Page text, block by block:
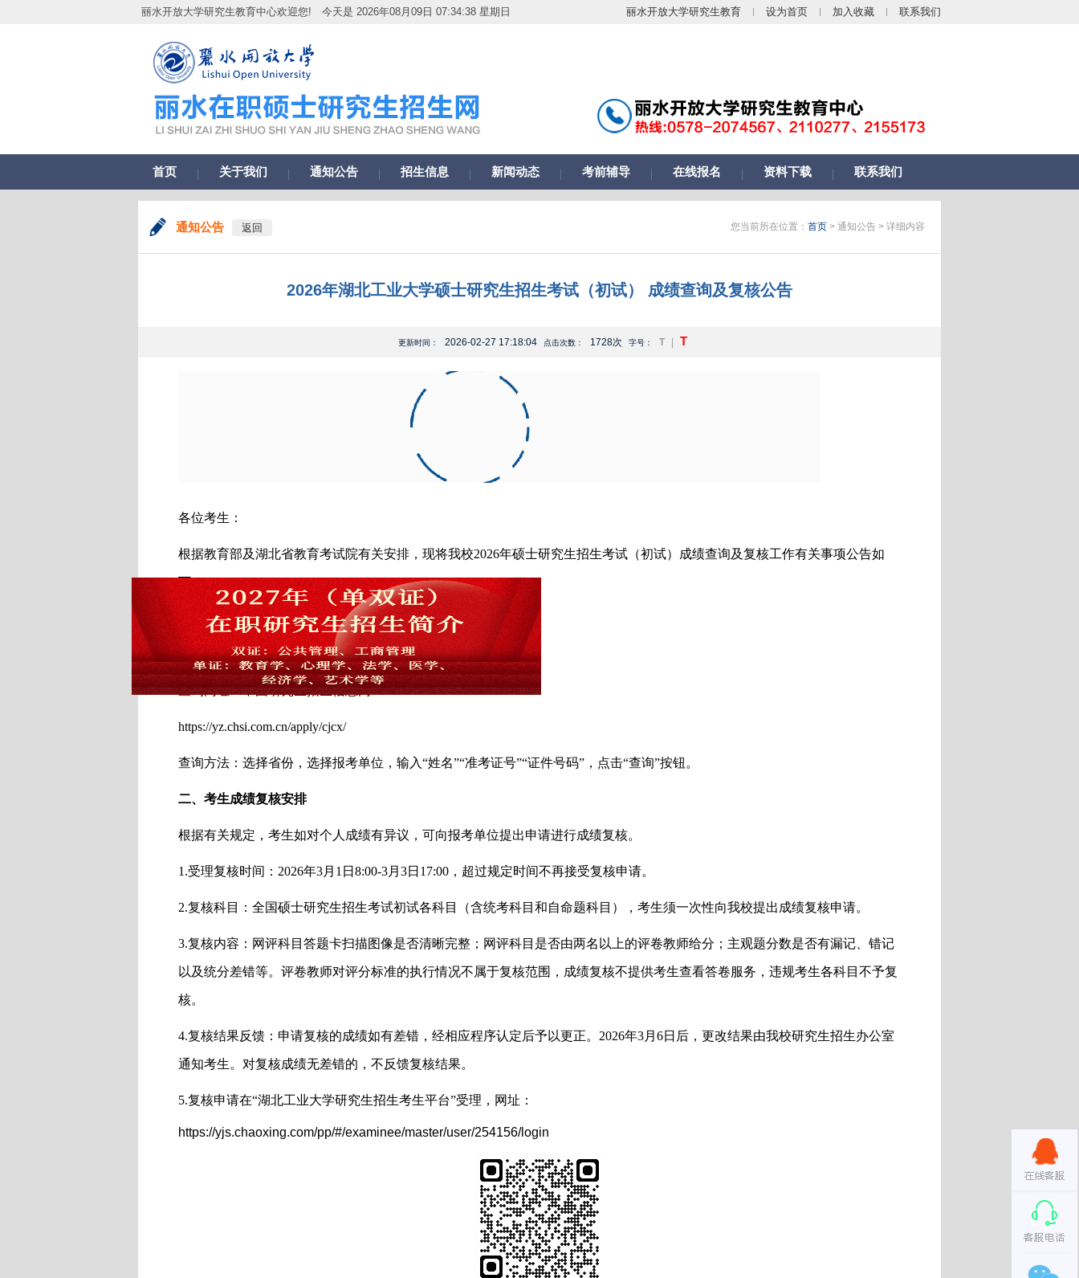
联系我们
加入收藏
设为首页
丽水开放大学研究生教育
丽水开放大学研究生教育中心欢迎您! 今天是 2026年08月09日 07:34:39 星期日
首页 关于我们 通知公告 招生信息 新闻动态 考前辅导 在线报名 资料下载 联系我们
您当前所在位置： 首页 > 通知公告 > 详细内容
通知公告 返回
2026年湖北工业大学硕士研究生招生考试（初试） 成绩查询及复核公告
更新时间： 2026-02-27 17:18:04 点击次数： 1728次 字号： T T
各位考生：
根据教育部及湖北省教育考试院有关安排 ， 现将我校2026年硕士研究生招生考试 （初试） 成绩查询及复核工作有关事项公告如
下：
一、考生初试成绩查询
查询时间：2026年2月28日上午9:00开通
查询网址：中国研究生招生信息网
https://yz.chsi.com.cn/apply/cjcx/
查询方法： 选择省份，选择报考单位，输入“姓名”“准考证号”“证件号码”，点击“查询”按钮。
二、考生成绩复核安排
根据有关规定，考生如对个人成绩有异议，可向报考单位提出申请进行成绩复核。
1.受理复核时间： 2026年3月 1 日 8:00-3月3日 17:00 ， 超过规定时间不再接受复核申请。
2.复核科目：全国硕士研究生招生考试初试各科目（含统考科目和自命题科目） ，考生须一次性向我校提出成绩复核申请。
3.复核内容：网评科目答题卡扫描图像是否清晰完整；网评科目是否由两名以上的评卷教师给分；主观题分数是否有漏记、错记
以及统分差错等。评卷教师对评分标准的执行情况不属于复核范围，成绩复核不提供考生查看答卷服务，违规考生各科目不予复
核。
4.复核结果反馈：申请复核的成绩如有差错， 经相应程序认定后予以更正。 2026年3月 6日后 ， 更改结果由我校研究生招生办公室
通知考生。 对复核成绩无差错的，不反馈复核结果。
5.复核申请在“湖北工业大学研究生招生考生平台”受理，网址 ：
https://yjs.chaoxing.com/pp/#/examinee/master/user/254156/login